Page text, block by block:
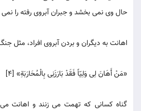
حال وی نمی بخشد و جبران آبروی رفته را نمی
اهانت به دیگران و بردن آبروی افراد، مثل
«مَنْ أَهَانَ لِی وَلِیّاً فَقَدْ بَارَزَنِی بِالْمُحَارَبَةِ» [4]
گناه کسانی که تهمت می زنند و اهانت